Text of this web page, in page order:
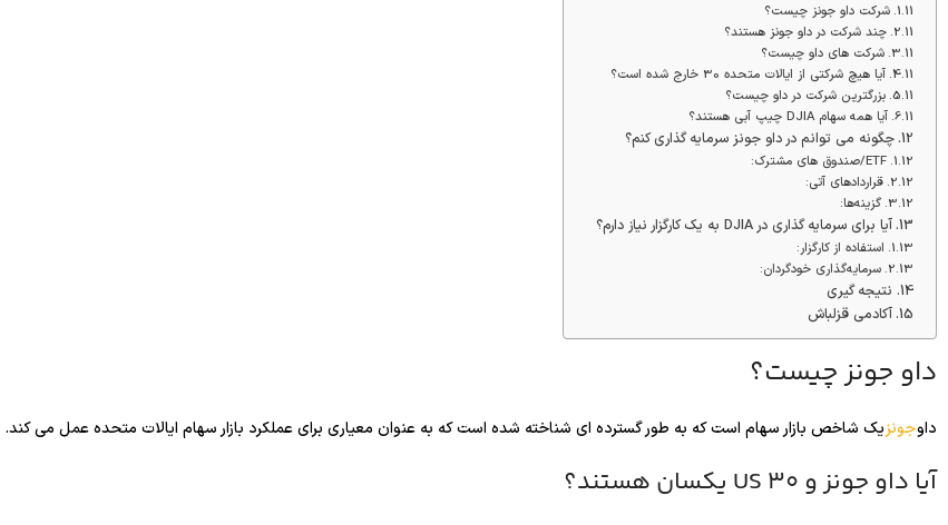
شرکت داو جونز چیست؟
چند شرکت در داو جونز هستند؟
شرکت های داو چیست؟
آیا هیچ شرکتی از ایالات متحده 30 خارج شده است؟
بزرگترین شرکت در داو چیست؟
آیا همه سهام DJIA چیپ آبی هستند؟
چگونه می توانم در داو جونز سرمایه گذاری کنم؟
ETF/صندوق های مشترک:
قراردادهای آتی:
گزینه‌ها:
آیا برای سرمایه گذاری در DJIA به یک کارگزار نیاز دارم؟
استفاده از کارگزار:
سرمایه‌گذاری خودگردان:
نتیجه گیری
آکادمی قزلباش
داو جونز چیست؟
داوجونزیک شاخص بازار سهام است که به طور گسترده ای شناخته شده است که به عنوان معیاری برای عملکرد بازار سهام ایالات متحده عمل می کند.
آیا داو جونز و US 30 یکسان هستند؟